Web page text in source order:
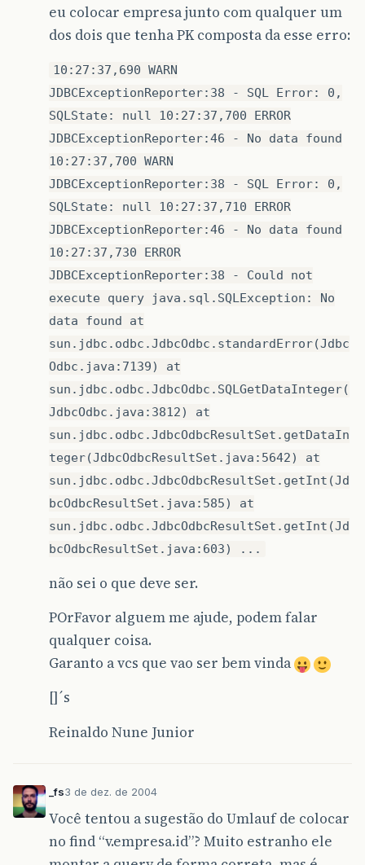
eu colocar empresa junto com qualquer um
dos dois que tenha PK composta da esse erro:
10:27:37,690 WARN
JDBCExceptionReporter:38 - SQL Error: 0,
SQLState: null 10:27:37,700 ERROR
JDBCExceptionReporter:46 - No data found
10:27:37,700 WARN
JDBCExceptionReporter:38 - SQL Error: 0,
SQLState: null 10:27:37,710 ERROR
JDBCExceptionReporter:46 - No data found
10:27:37,730 ERROR
JDBCExceptionReporter:38 - Could not
execute query java.sql.SQLException: No
data found at
sun.jdbc.odbc.JdbcOdbc.standardError(Jdbc
Odbc.java:7139) at
sun.jdbc.odbc.JdbcOdbc.SQLGetDataInteger(
JdbcOdbc.java:3812) at
sun.jdbc.odbc.JdbcOdbcResultSet.getDataIn
teger(JdbcOdbcResultSet.java:5642) at
sun.jdbc.odbc.JdbcOdbcResultSet.getInt(Jd
bcOdbcResultSet.java:585) at
sun.jdbc.odbc.JdbcOdbcResultSet.getInt(Jd
bcOdbcResultSet.java:603) ...
não sei o que deve ser.
POrFavor alguem me ajude, podem falar
qualquer coisa.
Garanto a vcs que vao ser bem vinda
[]´s
Reinaldo Nune Junior
_fs3 de dez. de 2004
Você tentou a sugestão do Umlauf de colocar
no find “v.empresa.id”? Muito estranho ele